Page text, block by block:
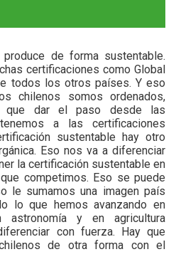
de forma sustentable.
certificaciones como Global
todos los otros países. Y eso
chilenos somos ordenados,
que dar el paso desde las
a las certificaciones
sustentable hay otro
Eso nos va a diferenciar
la certificación sustentable en
competimos. Eso se puede
le sumamos una imagen país
lo que hemos avanzando en
astronomía y en agricultura
con fuerza. Hay que
de otra forma con el